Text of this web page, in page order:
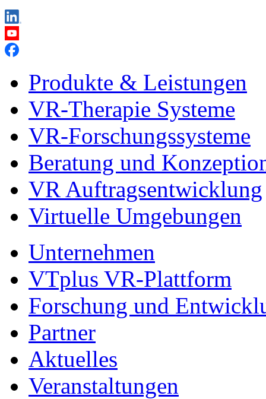
Produkte & Leistungen
VR-Therapie Systeme
VR-Forschungssysteme
Beratung und
VR Auftragsentwicklung
Virtuelle Umgebungen
Unternehmen
VTplus VR-Plattform
Forschung und
Partner
Aktuelles
Veranstaltungen